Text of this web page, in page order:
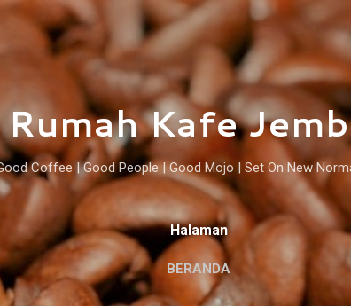
Langsung ke konten utama
Rumah Kafe
Coffee | Good People | Good Mojo | Set On New
Halaman
BERANDA